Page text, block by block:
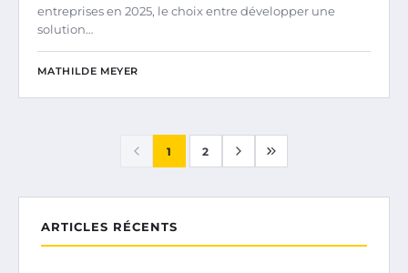
entreprises en 2025, le choix entre développer une
solution…
MATHILDE MEYER
1 2
ARTICLES RÉCENTS